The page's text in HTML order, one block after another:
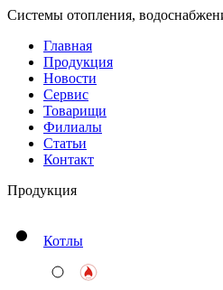
Системы отопления,
Главная
Продукция
Новости
Сервис
Товарищи
Филиалы
Статьи
Контакт
Продукция
Котлы